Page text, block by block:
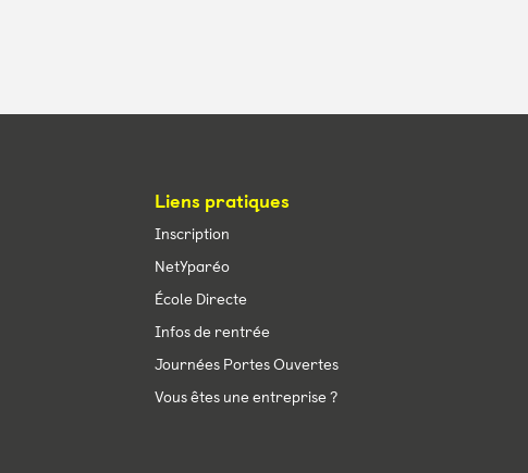
Liens pratiques
Inscription
NetYparéo
École Directe
Infos de rentrée
Journées Portes Ouvertes
Vous êtes une entreprise ?